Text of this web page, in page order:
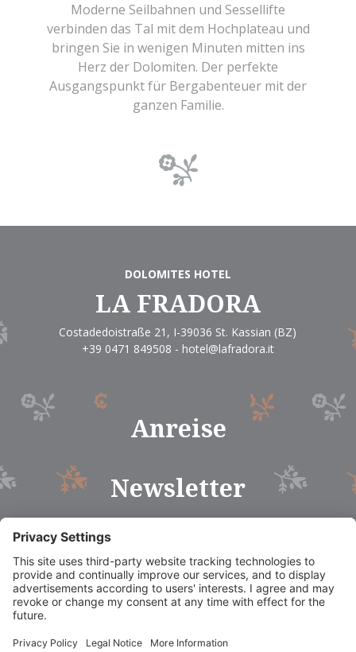
Moderne Seilbahnen und Sessellifte
verbinden das Tal mit dem Hochplateau und
bringen Sie in wenigen Minuten mitten ins
Herz der Dolomiten. Der perfekte
Ausgangspunkt für Bergabenteuer mit der
ganzen Familie.
DOLOMITES HOTEL
LA FRADORA
Costadedoistraße 21 , I-39036 St. Kassian (BZ)
+39 0471 849508 - hotel@lafradora.it
Anreise
Newsletter